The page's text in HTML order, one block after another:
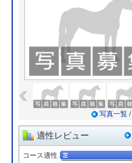
写真一覧 /
適性レビュー
コース適性